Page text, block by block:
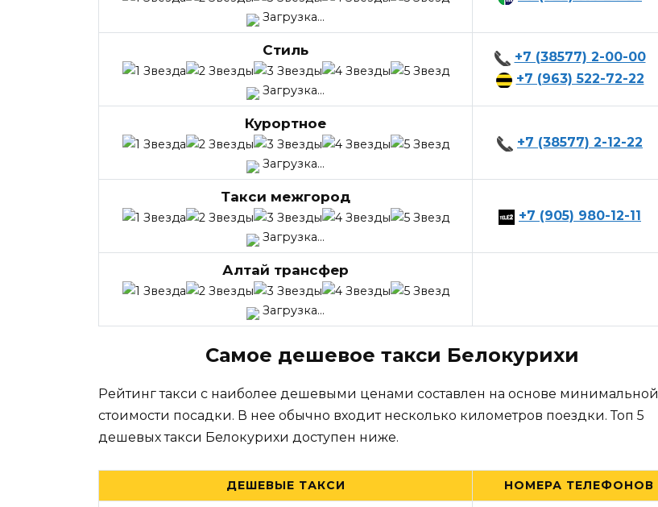
Загрузка...
Стиль
Загрузка...
+7 (38577) 2-00-00
+7 (963) 522-72-22
Курортное
Загрузка...
+7 (38577) 2-12-22
Такси межгород
Загрузка...
+7 (905) 980-12-11
Алтай трансфер
Загрузка...
Самое дешевое такси Белокурихи
Рейтинг такси с наиболее дешевыми ценами составлен на основе минимальной
стоимости посадки. В нее обычно входит несколько километров поездки. Топ 5
дешевых такси Белокурихи доступен ниже.
ДЕШЕВЫЕ ТАКСИ НОМЕРА ТЕЛЕФОНОВ